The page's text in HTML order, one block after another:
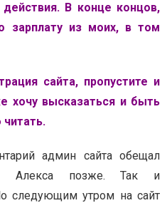
В конце концов,
зарплату из моих, в том
сайта, пропустите и
хочу высказаться и быть
админ сайта обещал
Алекса позже. Так и
следующим утром на сайт